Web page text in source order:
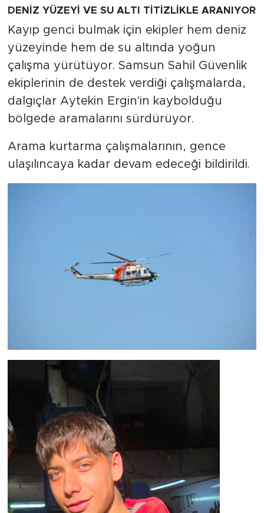
DENİZ YÜZEYİ VE SU ALTI TİTİZLİKLE ARANIYOR
Kayıp genci bulmak için ekipler hem deniz
yüzeyinde hem de su altında yoğun
çalışma yürütüyor. Samsun Sahil Güvenlik
ekiplerinin de destek verdiği çalışmalarda,
dalgıçlar Aytekin Ergin'in kaybolduğu
bölgede aramalarını sürdürüyor.
Arama kurtarma çalışmalarının, gence
ulaşılıncaya kadar devam edeceği bildirildi.